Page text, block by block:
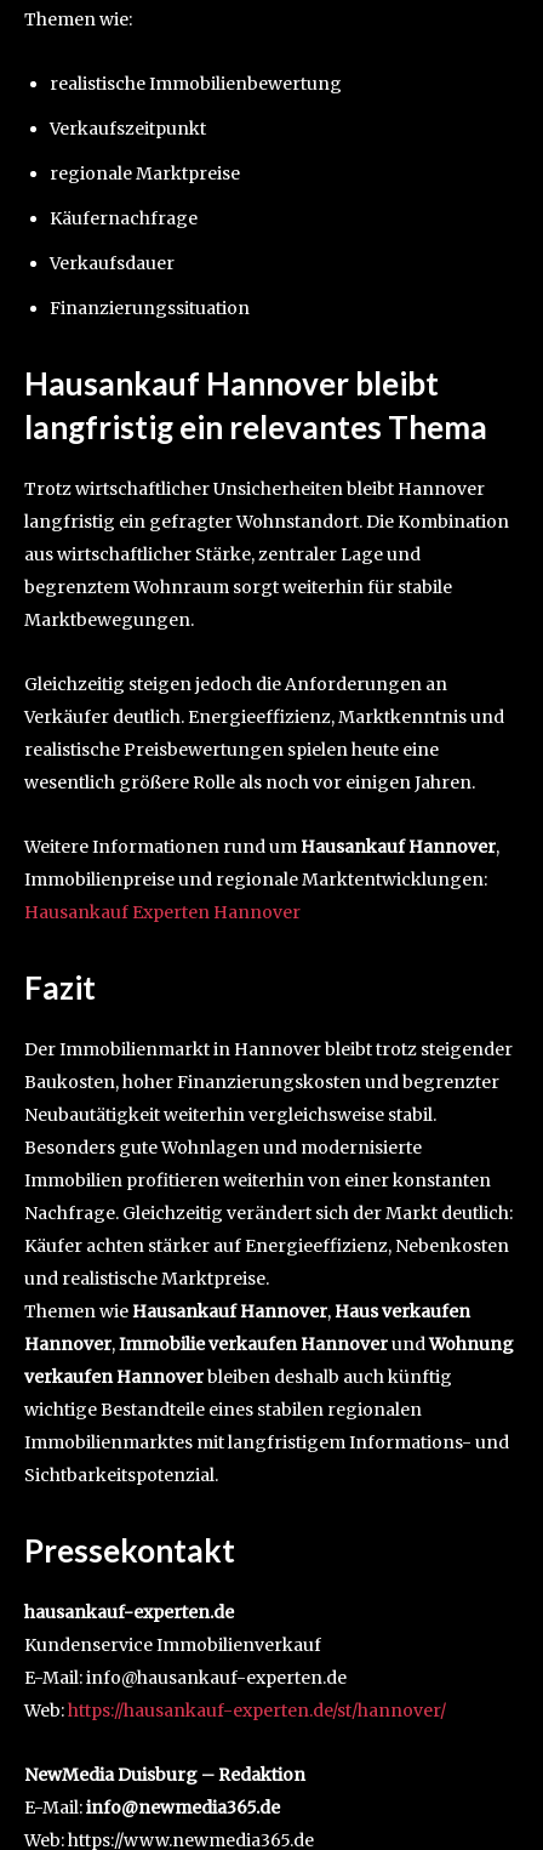
Themen wie:
realistische Immobilienbewertung
Verkaufszeitpunkt
regionale Marktpreise
Käufernachfrage
Verkaufsdauer
Finanzierungssituation
Hausankauf Hannover bleibt
langfristig ein relevantes Thema
Trotz wirtschaftlicher Unsicherheiten bleibt Hannover
langfristig ein gefragter Wohnstandort. Die Kombination
aus wirtschaftlicher Stärke, zentraler Lage und
begrenztem Wohnraum sorgt weiterhin für stabile
Marktbewegungen.
Gleichzeitig steigen jedoch die Anforderungen an
Verkäufer deutlich. Energieeffizienz, Marktkenntnis und
realistische Preisbewertungen spielen heute eine
wesentlich größere Rolle als noch vor einigen Jahren.
Weitere Informationen rund umHausankauf Hannover,
Immobilienpreise und regionale Marktentwicklungen:
Hausankauf Experten Hannover
Fazit
Der Immobilienmarkt in Hannover bleibt trotz steigender
Baukosten, hoher Finanzierungskosten und begrenzter
Neubautätigkeit weiterhin vergleichsweise stabil.
Besonders gute Wohnlagen und modernisierte
Immobilien profitieren weiterhin von einer konstanten
Nachfrage. Gleichzeitig verändert sich der Markt deutlich:
Käufer achten stärker auf Energieeffizienz, Nebenkosten
und realistische Marktpreise.
Themen wieHausankauf Hannover,Haus verkaufen
Hannover,Immobilie verkaufen HannoverundWohnung
verkaufen Hannoverbleiben deshalb auch künftig
wichtige Bestandteile eines stabilen regionalen
Immobilienmarktes mit langfristigem Informations- und
Sichtbarkeitspotenzial.
Pressekontakt
hausankauf-experten.de
Kundenservice Immobilienverkauf
E-Mail: info@hausankauf-experten.de
Web:https://hausankauf-experten.de/st/hannover/
NewMedia Duisburg – Redaktion
E-Mail:info@newmedia365.de
Web: https://www.newmedia365.de